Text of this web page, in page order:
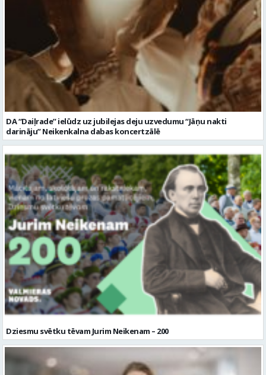
DA “Daiļrade” ielūdz uz jubilejas deju uzvedumu “Jāņu nakti
darināju” Neikenkalna dabas koncertzālē
Dziesmu svētku tēvam Jurim Neikenam – 200